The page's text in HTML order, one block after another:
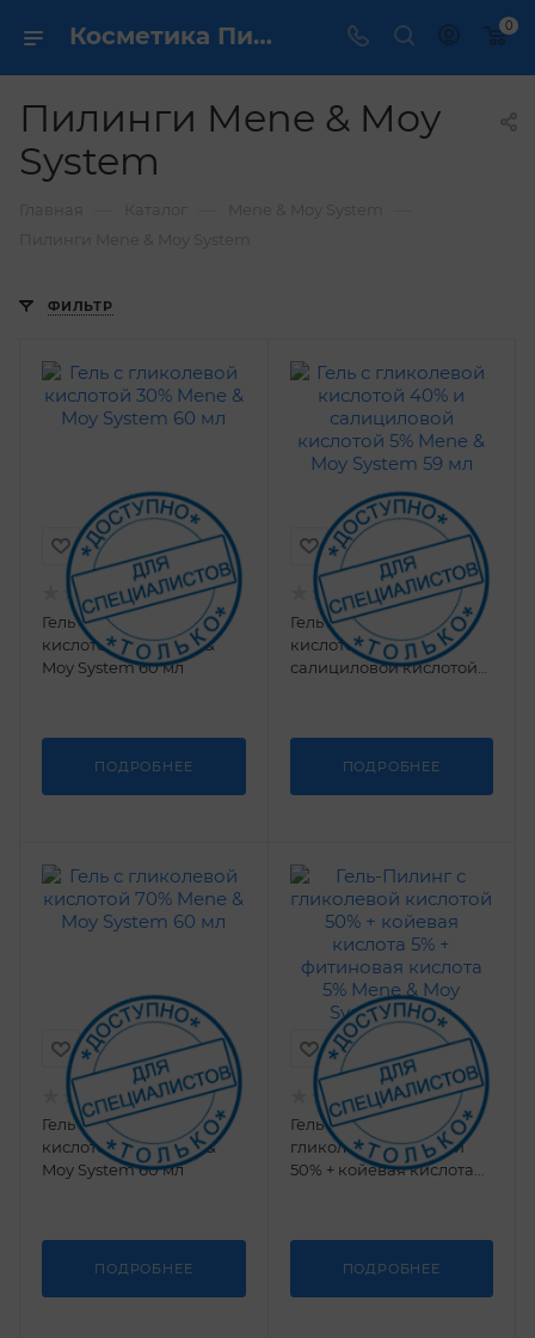
Косметика Пилинги Mene & Moy System - купить в интернет магазине ✔️ по выгодной цене 0
Пилинги Mene & Moy
System
ФИЛЬТР
Гель с гликолевой
кислотой 30% Mene &
Moy System 60 мл
ПОДРОБНЕЕ
Гель с гликолевой
кислотой 40% и
салициловой кислотой
ПОДРОБНЕЕ
Гель с гликолевой
кислотой 70% Mene &
Moy System 60 мл
ПОДРОБНЕЕ
Гель-Пилинг с
гликолевой кислотой
50% + койевая кислота
60 мл
ПОДРОБНЕЕ